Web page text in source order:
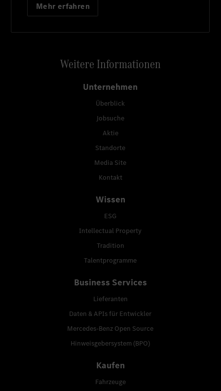
Mehr erfahren
Weitere Informationen
Unternehmen
Überblick
Jobsuche
Aktie
Standorte
Media Site
Kontakt
Wissen
ESG
Intellectual Property
Tradition
Talentprogramme
Business Services
Lieferanten
Daten & APIs für Entwickler
Mercedes-Benz Open Source
Hinweisgebersystem (BPO)
Kaufen
Fahrzeuge